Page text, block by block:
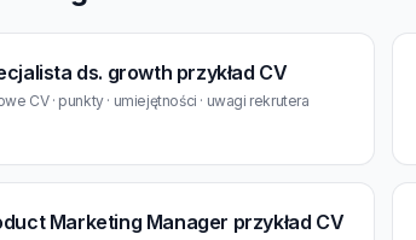
ds. growth przykład CV
CV · punkty · umiejętności · uwagi rekrutera
Marketing Manager przykład CV